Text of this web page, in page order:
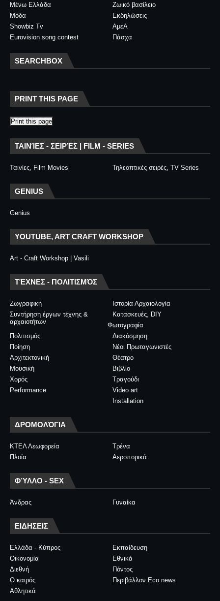
Μένω Ελλάδα
Ζωικό βασίλειο
Μόδα
Εκδηλώσεις
Showbiz Tv
ΑμεΑ
Eurovision song contest
Πάσχα
SEARCHBOX
PRINT THIS PAGE
Print this page
ΤΑΙΝΊΕΣ - ΣΕΙΡΈΣ | FILM - SERIES
Ταινίες, Film Movies Τηλεοπτικές σειρές, TV Series
GENIUS
Genius
YOUTUBE, ART CRAFT WORKSHOP
Art - Craft Workshop | Vasili
ΤΈΧΝΕΣ - ΠΟΛΙΤΙΣΜΌΣ
Ζωγραφική
Ιστορία Αρχαιολογία
Συντήρηση έργων τέχνης &
αρχαιοτήτων
Κατασκευές, DIY
Φωτογραφία
Διακόσμηση
Πολιτισμός
Νέοι Πρωταγωνιστές
Ποίηση
Θέατρο
Αρχιτεκτονική
Βιβλίο
Μουσική
Τραγούδι
Χορός
Video art
Performance
Installation
ΔΡΟΜΟΛΌΓΙΑ
ΚΤΕΛ Λεωφορεία
Τρένα
Πλοία
Αεροπορικά
ΦΎΛΛΟ - SEX
Άνδρας Γυναίκα
ΕΙΔΗΣΕΙΣ
Ελλάδα - Κύπρος
Εκπαίδευση
Οικονομία
Εθνικά
Διεθνή
Πόντος
Ο καιρός
Περιβάλλον Eco news
Αθλητικά